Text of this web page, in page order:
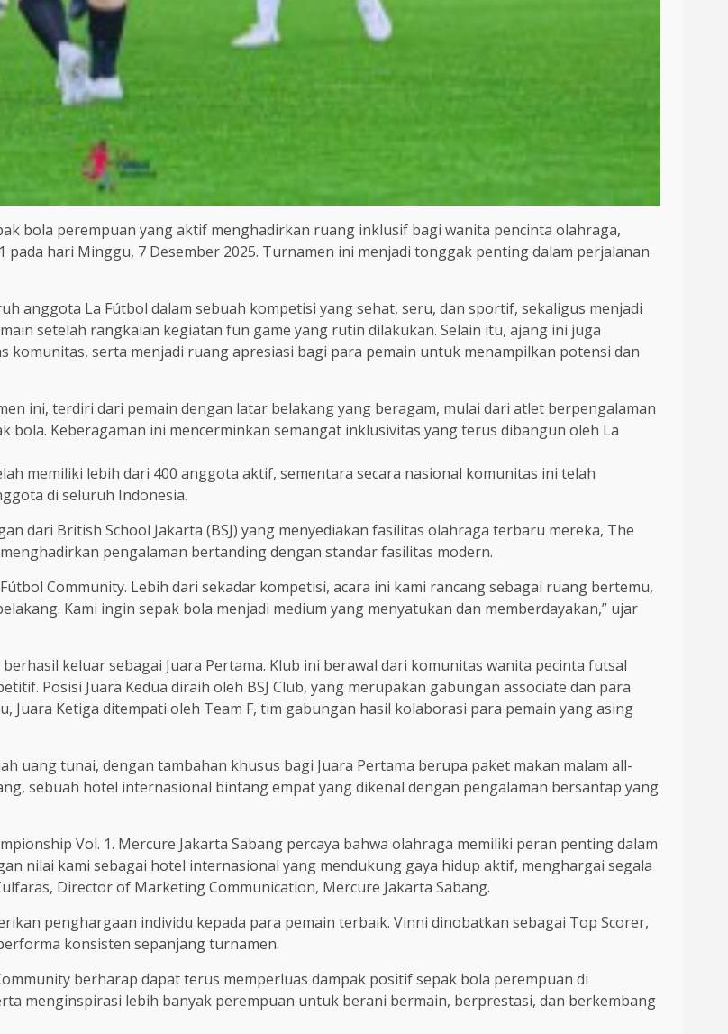
bola perempuan yang aktif menghadirkan ruang inklusif bagi wanita pencinta olahraga,
pada hari Minggu, 7 Desember 2025. Turnamen ini menjadi tonggak penting dalam perjalanan
anggota La Fútbol dalam sebuah kompetisi yang sehat, seru, dan sportif, sekaligus menjadi
setelah rangkaian kegiatan fun game yang rutin dilakukan. Selain itu, ajang ini juga
serta menjadi ruang apresiasi bagi para pemain untuk menampilkan potensi dan
ini, terdiri dari pemain dengan latar belakang yang beragam, mulai dari atlet berpengalaman
bola. Keberagaman ini mencerminkan semangat inklusivitas yang terus dibangun oleh La
memiliki lebih dari 400 anggota aktif, sementara secara nasional komunitas ini telah
di seluruh Indonesia.
dari British School Jakarta (BSJ) yang menyediakan fasilitas olahraga terbaru mereka, The
pengalaman bertanding dengan standar fasilitas modern.
Community. Lebih dari sekadar kompetisi, acara ini kami rancang sebagai ruang bertemu,
Kami ingin sepak bola menjadi medium yang menyatukan dan memberdayakan,” ujar
keluar sebagai Juara Pertama. Klub ini berawal dari komunitas wanita pecinta futsal
Posisi Juara Kedua diraih oleh BSJ Club, yang merupakan gabungan associate dan para
Juara Ketiga ditempati oleh Team F, tim gabungan hasil kolaborasi para pemain yang asing
uang tunai, dengan tambahan khusus bagi Juara Pertama berupa paket makan malam all-
sebuah hotel internasional bintang empat yang dikenal dengan pengalaman bersantap yang
Vol. 1. Mercure Jakarta Sabang percaya bahwa olahraga memiliki peran penting dalam
nilai kami sebagai hotel internasional yang mendukung gaya hidup aktif, menghargai segala
Director of Marketing Communication, Mercure Jakarta Sabang.
penghargaan individu kepada para pemain terbaik. Vinni dinobatkan sebagai Top Scorer,
konsisten sepanjang turnamen.
berharap dapat terus memperluas dampak positif sepak bola perempuan di
menginspirasi lebih banyak perempuan untuk berani bermain, berprestasi, dan berkembang